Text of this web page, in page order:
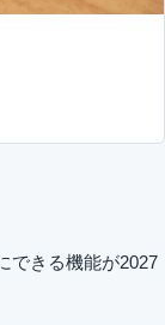
できる機能が2027